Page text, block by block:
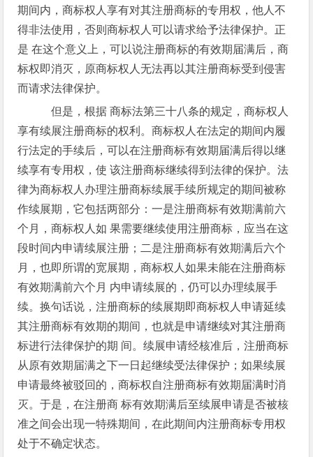
期间内，商标权人享有对其注册商标的专用权，他人不
得非法使用，否则商标权人可以请求给予法律保护。正
是 在这个意义上，可以说注册商标的有效期届满后，商
标权即消灭，原商标权人无法再以其注册商标受到侵害
而请求法律保护。
但是，根据 商标法第三十八条的规定，商标权人
享有续展注册商标的权利。商标权人在法定的期间内履
行法定的手续后，可以在注册商标有效期届满后得以继
续享有专用权，使 该注册商标继续得到法律的保护。法
律为商标权人办理注册商标续展手续所规定的期间被称
作续展期，它包括两部分：一是注册商标有效期满前六
个月，商标权人如 果需要继续使用注册商标，应当在这
段时间内申请续展注册；二是注册商标有效期满后六个
月，也即所谓的宽展期，商标权人如果未能在注册商标
有效期满前六个月 内申请续展的，仍可以办理续展手
续。换句话说，注册商标的续展期即商标权人申请延续
其注册商标有效期的期间，也就是申请继续对其注册商
标进行法律保护的期 间。续展申请经核准后，注册商标
从原有效期届满之下一日起继续受法律保护；如果续展
申请最终被驳回的，商标权自注册商标有效期届满时消
灭。于是，在注册商 标有效期满后至续展申请是否被核
准之间会出现一特殊期间，在此期间内注册商标专用权
处于不确定状态。